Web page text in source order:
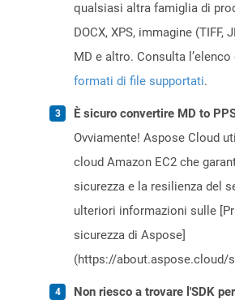
qualsiasi altra famiglia di
DOCX, XPS, immagine (TIFF,
MD e altro. Consulta
formati di file supportati.
È sicuro convertire MD to
Ovviamente! Aspose Cloud
cloud Amazon EC2 che
sicurezza e la resilienza del
ulteriori informazioni sulle
sicurezza di Aspose]
(https://about.aspose.cloud/
Non riesco a trovare l'SDK